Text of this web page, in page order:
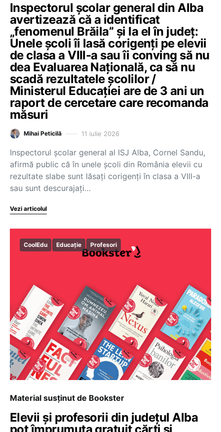
Inspectorul școlar general din Alba
avertizează că a identificat
„fenomenul Brăila” și la el în județ:
Unele școli îi lasă corigenți pe elevii
de clasa a VIII-a sau îi conving să nu
dea Evaluarea Națională, ca să nu
scadă rezultatele școlilor /
Ministerul Educației are de 3 ani un
raport de cercetare care recomanda
măsuri
Mihai Peticilă 11 iulie 2026
Inspectorul școlar general al ISJ Alba, Cornel Sandu,
afirmă public că în unele școli din România elevii cu
rezultate slabe sunt lăsați corigenți în clasa a VIII-a
sau sunt descurajați…
Vezi articolul
CoolEdu Educație Profesori
Material susținut de Bookster
Elevii și profesorii din județul Alba